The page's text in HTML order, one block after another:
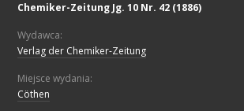
Chemiker-Zeitung Jg. 10 Nr. 42 (1886)
Wydawca:
Verlag der Chemiker-Zeitung
Miejsce wydania:
Cöthen